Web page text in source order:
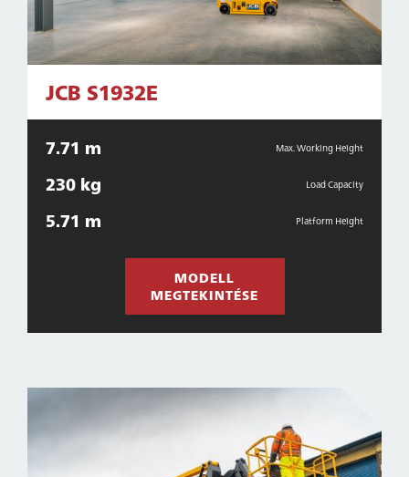
JCB S1932E
7.71 m Max. Working Height
230 kg Load Capacity
5.71 m Platform Height
MODELL
MEGTEKINTÉSE